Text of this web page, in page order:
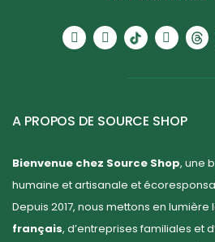
A PROPOS DE SOURCE SHOP
Bienvenue chez Source Shop, une
humaine et artisanale et
Depuis 2017, nous mettons en lumière
français, d’entreprises familiales et